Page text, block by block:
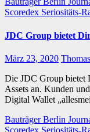
Scoredex Seriositäts-
JDC Group bietet
März 23, 2020
Die JDC Group bietet
Assets an. Kunden
Digital Wallet
BauträgerBerlin
Scoredex Seriositäts-